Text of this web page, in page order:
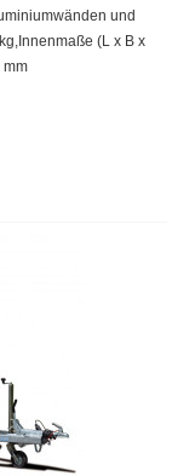
und
Innenmaße (L x B x
mm